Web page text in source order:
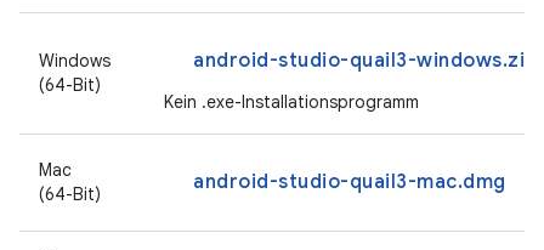
Windows
(64-Bit)
android-studio-quail3-windows.zip
Kein .exe-Installationsprogramm
Mac
(64-Bit)
android-studio-quail3-mac.dmg